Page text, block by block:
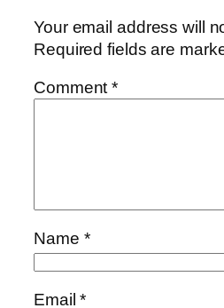
Your email address will
Required fields are
Comment*
Name *
Email*